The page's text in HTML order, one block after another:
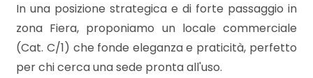
In una posizione strategica e di forte passaggio in
zona Fiera, proponiamo un locale commerciale
(Cat. C/1) che fonde eleganza e praticità, perfetto
per chi cerca una sede pronta all'uso.